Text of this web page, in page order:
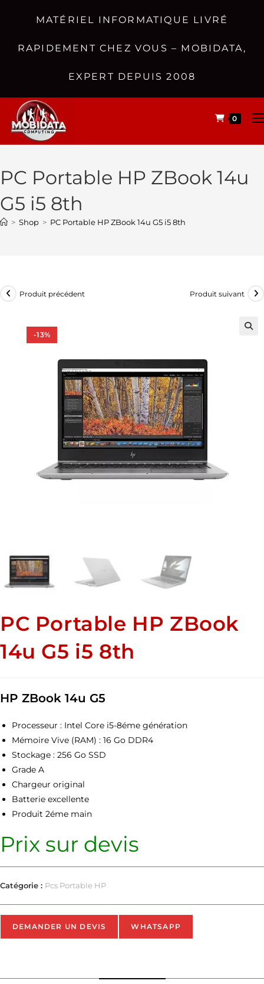
MATÉRIEL INFORMATIQUE LIVRÉ
RAPIDEMENT CHEZ VOUS – MOBIDATA,
EXPERT DEPUIS 2008
0
PC Portable HP ZBook 14u
G5 i5 8th
> Shop > PC Portable HP ZBook 14u G5 i5 8th
-13%
Produit précédent Produit suivant
PC Portable HP ZBook
14u G5 i5 8th
HP ZBook 14u G5
Processeur : Intel Core i5-8éme génération
Mémoire Vive (RAM) : 16 Go DDR4
Stockage : 256 Go SSD
Grade A
Chargeur original
Batterie excellente
Produit 2éme main
Prix sur devis
Catégorie : Pcs Portable HP
DEMANDER UN DEVIS WHATSAPP